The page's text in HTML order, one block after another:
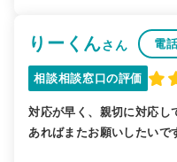
りーくんさん 電
相談相談窓口の評価
対応が早く、親切に対応し
あればまたお願いしたいで